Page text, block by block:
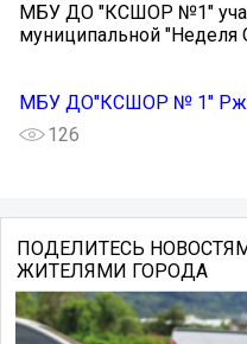
МБУ ДО "КСШОР №1"
муниципальной "Неделя
МБУ ДО"КСШОР № 1"
126
ПОДЕЛИТЕСЬ
ЖИТЕЛЯМИ ГОРОДА